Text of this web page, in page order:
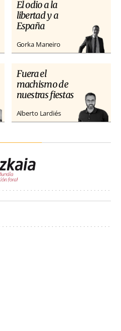
El odio a la
libertad y a
España
Gorka Maneiro
Fuera el
machismo de
nuestras fiestas
Alberto Lardiés